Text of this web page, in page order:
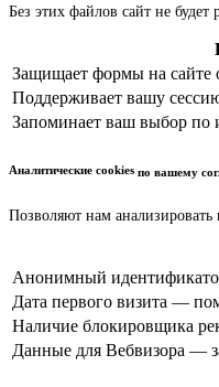
Без этих файлов сайт не будет
Защищает формы на сайте
Поддерживает вашу
Запоминает ваш выбор по
Аналитические cookies по вашему
Позволяют нам анализировать
Анонимный
Дата первого визита —
Наличие блокировщика
Данные для Вебвизора —